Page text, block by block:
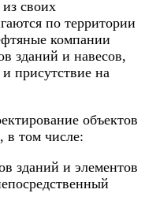
своих
по территории
компании
зданий и навесов,
присутствие на
объектов
в том числе:
зданий и элементов